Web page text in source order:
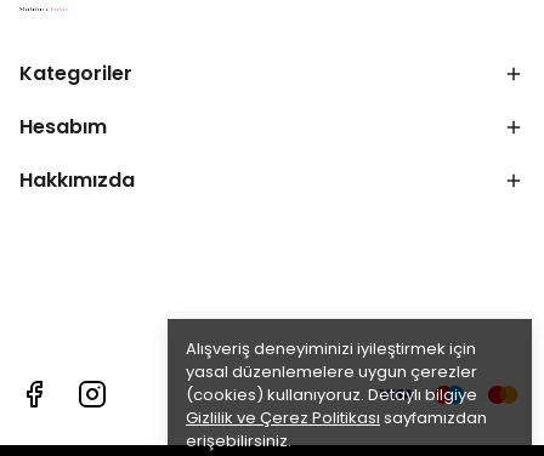
Alışveriş deneyiminizi iyileştirmek için
yasal düzenlemelere uygun çerezler
(cookies) kullanıyoruz. Detaylı bilgiye
Gizlilik ve Çerez Politikası sayfamızdan
erişebilirsiniz.
Kategoriler
Hesabım
Hakkımızda